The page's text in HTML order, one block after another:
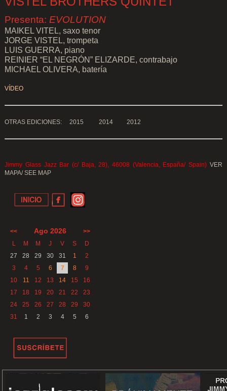
Presenta:EVOLUTION
MAIKEL VITEL, saxo tenor
JORGE VISTEL, trompeta
LUIS GUERRA, piano
REINIER “EL NEGRÓN” ELIZARDE, contrabajo
MICHAEL OLIVERA, batería
VÍDEO
OTRAS EDICIONES:2015 2014 2012
Jimmy Glass Jazz Bar (c/ Baja, 28), 46008 (Valencia, España/ Spain) VER
MAPA/ SEE MAP
<< Ago 2026
>>
L
M M J V S
D
27
28 29 30 31 1
2
3
4 5 6 7 8
9
10
11 12 13 14 15
16
17
18 19 20 21 22
23
24
25 26 27 28 29
30
31
1 2 3 4 5 6